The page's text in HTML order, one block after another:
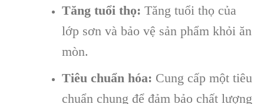
Tăng tuổi thọ: Tăng tuổi thọ của
lớp sơn và bảo vệ sản phẩm khỏi ăn
mòn.
Tiêu chuẩn hóa: Cung cấp một tiêu
chuẩn chung để đảm bảo chất lượng